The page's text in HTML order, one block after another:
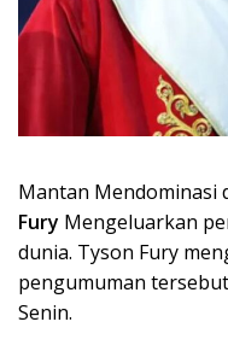
Mantan Mendominasi
Fury Mengeluarkan
dunia. Tyson Fury
pengumuman
Senin.